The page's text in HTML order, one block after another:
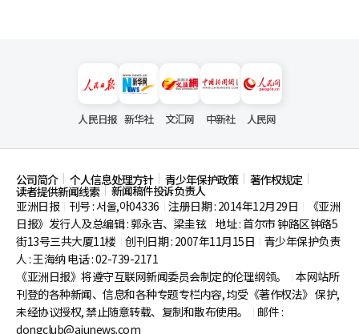
人民日报 新华社 文汇网 中新社 人民网
公司简介 个人信息处理方针 青少年保护政策 著作权规定
读者提供新闻线索
新闻稿件投诉负责人
亚洲日报
刊号 : 서울,아04336 注册日期 : 2014年12月29日
《亚洲
日报》发行人及总编辑 : 郭永吉、梁圭铉 地址 : 首尔市钟路区钟路5
街13号三共大厦11楼 创刊日期 : 2007年11月15日
青少年保护负责
人 : 王海纳 电话 : 02-739-2171
《亚洲日报》将遵守互联网新闻委员会制定的伦理纲领。
本网站所
刊登的各种新闻、信息和各种专题专栏内容, 均受《著作权法》 保护,
未经协议授权, 禁止随意转载、复制和散布使用。
邮件 :
dongclub@ajunews.com